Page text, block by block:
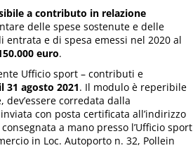
a contributo in relazione
delle spese sostenute e delle
e di spesa emessi nel 2020 al
euro.
Ufficio sport – contributi e
31 agosto 2021. Il modulo è reperibile
corredata dalla
con posta certificata all’indirizzo
a mano presso l’Ufficio sport
in Loc. Autoporto n. 32, Pollein